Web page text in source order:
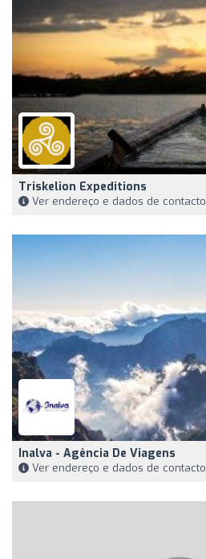
Triskelion Expeditions
Ver endereço e dados de contacto
Inalva - Agência De Viagens
Ver endereço e dados de contacto